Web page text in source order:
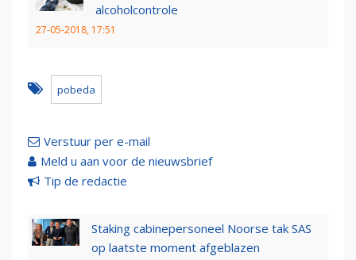
alcoholcontrole
27-05-2018, 17:51
pobeda
Verstuur per e-mail
Meld u aan voor de nieuwsbrief
Tip de redactie
Staking cabinepersoneel Noorse tak SAS
op laatste moment afgeblazen